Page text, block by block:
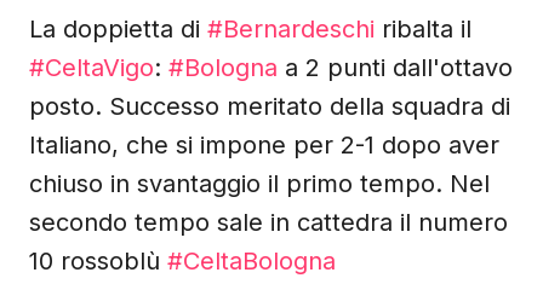
La doppietta di #Bernardeschi ribalta il
#CeltaVigo: #Bologna a 2 punti dall'ottavo
posto. Successo meritato della squadra di
Italiano, che si impone per 2-1 dopo aver
chiuso in svantaggio il primo tempo. Nel
secondo tempo sale in cattedra il numero
10 rossoblù #CeltaBologna